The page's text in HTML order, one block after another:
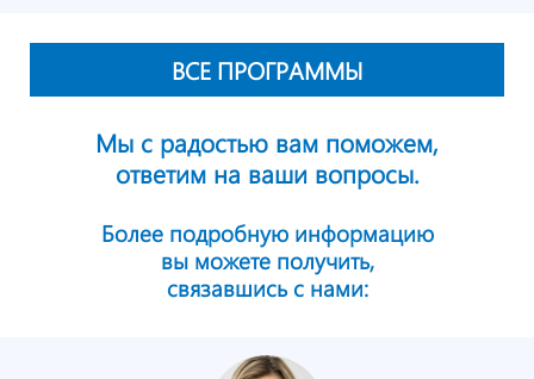
ВСЕ ПРОГРАММЫ
Мы с радостью вам поможем,
ответим на ваши вопросы.
Более подробную информацию
вы можете получить,
связавшись с нами: